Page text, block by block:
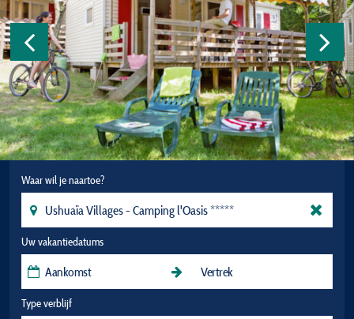
Waar wil je naartoe?
Uw vakantiedatums
Type verblijf